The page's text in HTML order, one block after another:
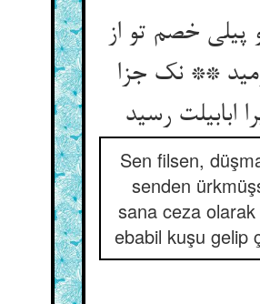
پیلی خصم تو از
** نک جزا
ابابیلت رسید
Sen filsen,
senden
sana ceza
ebabil kuşu gelip